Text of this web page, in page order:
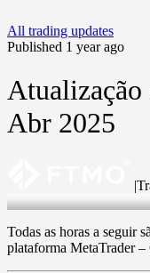
All trading updates
Published 1 year ago
Atualização
Abr 2025
|
3 Apr 2025
Todas as horas a seguir
plataforma MetaTrader –